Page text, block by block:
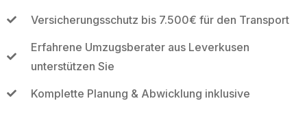
Versicherungsschutz bis 7.500€ für den Transport
Erfahrene Umzugsberater aus Leverkusen
unterstützen Sie
Komplette Planung & Abwicklung inklusive